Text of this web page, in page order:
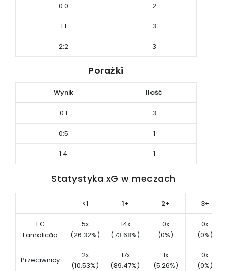
0:0 2
1:1 3
2:2 3
Porażki
Wynik Ilość
0:1 3
0:5 1
1:4 1
Statystyka xG w meczach
<1 1+ 2+ 3+
FC
Famalicão
5x
(26.32%)
14x
(73.68%)
0x
(0%)
0x
(0%)
Przeciwnicy
2x
(10.53%)
17x
(89.47%)
1x
(5.26%)
0x
(0%)